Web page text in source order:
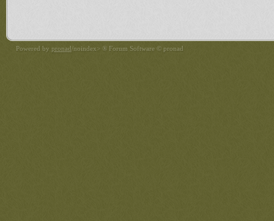
Powered by pronad/noindex> ® Forum Software © pronad